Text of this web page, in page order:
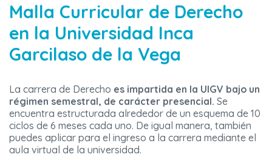
Malla Curricular de Derecho
en la Universidad Inca
Garcilaso de la Vega
La carrera de Derecho es impartida en la UIGV bajo un
régimen semestral, de carácter presencial. Se
encuentra estructurada alrededor de un esquema de 10
ciclos de 6 meses cada uno. De igual manera, también
puedes aplicar para el ingreso a la carrera mediante el
aula virtual de la universidad.